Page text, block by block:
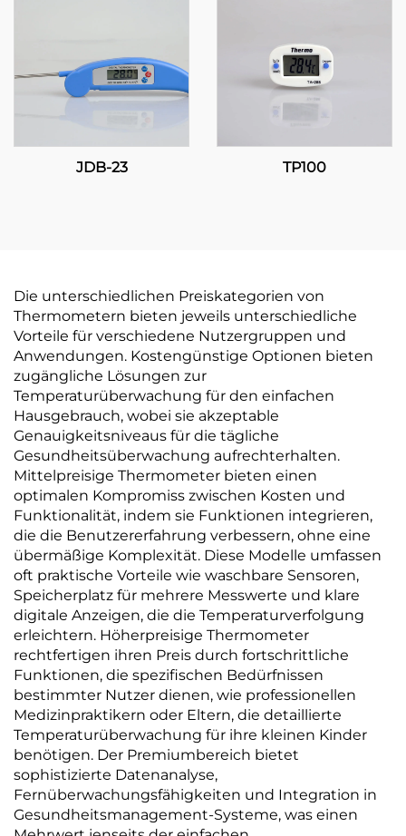
JDB-23 TP100
Die unterschiedlichen Preiskategorien von
Thermometern bieten jeweils unterschiedliche
Vorteile für verschiedene Nutzergruppen und
Anwendungen. Kostengünstige Optionen bieten
zugängliche Lösungen zur
Temperaturüberwachung für den einfachen
Hausgebrauch, wobei sie akzeptable
Genauigkeitsniveaus für die tägliche
Gesundheitsüberwachung aufrechterhalten.
Mittelpreisige Thermometer bieten einen
optimalen Kompromiss zwischen Kosten und
Funktionalität, indem sie Funktionen integrieren,
die die Benutzererfahrung verbessern, ohne eine
übermäßige Komplexität. Diese Modelle umfassen
oft praktische Vorteile wie waschbare Sensoren,
Speicherplatz für mehrere Messwerte und klare
digitale Anzeigen, die die Temperaturverfolgung
erleichtern. Höherpreisige Thermometer
rechtfertigen ihren Preis durch fortschrittliche
Funktionen, die spezifischen Bedürfnissen
bestimmter Nutzer dienen, wie professionellen
Medizinpraktikern oder Eltern, die detaillierte
Temperaturüberwachung für ihre kleinen Kinder
benötigen. Der Premiumbereich bietet
sophistizierte Datenanalyse,
Fernüberwachungsfähigkeiten und Integration in
Gesundheitsmanagement-Systeme, was einen